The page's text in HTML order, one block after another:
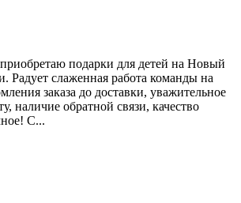
подарки для детей на Новый
Радует слаженная работа команды на
заказа до доставки, уважительное
наличие обратной связи, качество
С...